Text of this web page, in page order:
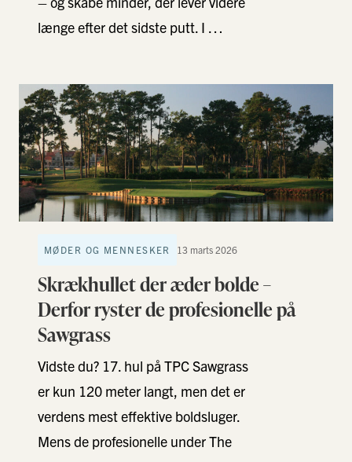
længe efter det sidste putt. I …
MØDER OG MENNESKER 13 marts 2026
Skrækhullet der æder bolde –
Derfor ryster de profesionelle på
Sawgrass
Vidste du? 17. hul på TPC Sawgrass
er kun 120 meter langt, men det er
verdens mest effektive boldsluger.
Mens de profesionelle under The